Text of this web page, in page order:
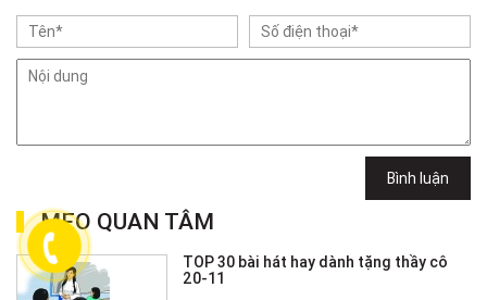
Bình luận
MẸO QUAN TÂM
TOP 30 bài hát hay dành tặng thầy cô
20-11